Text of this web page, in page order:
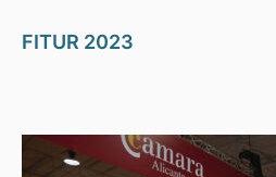
FITUR 2023